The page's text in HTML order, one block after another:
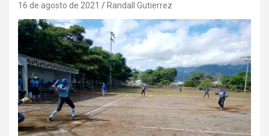
16 de agosto de 2021 Randall Gutierrez